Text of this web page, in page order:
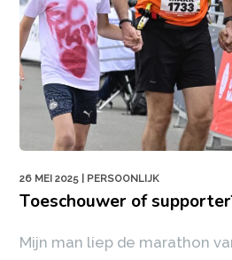
26 MEI 2025 | PERSOONLIJK
Toeschouwer of
Mijn man liep de marathon